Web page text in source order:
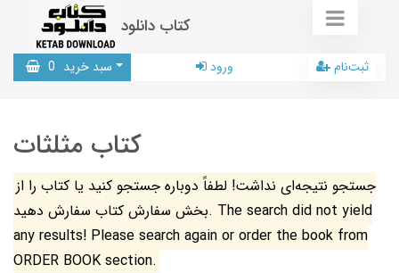
کتاب دانلود
سبد خرید 0 ورود ثبت‌نام
کتاب مثلثات
جستجو نتیجه‌ای نداشت! لطفاً دوباره جستجو کنید یا کتاب را از
بخش سفارش کتاب سفارش دهید. The search did not yield
any results! Please search again or order the book from
ORDER BOOK section.